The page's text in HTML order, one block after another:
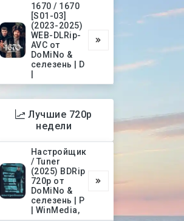
1670 / 1670
[S01-03]
(2023-2025)
WEB-DLRip-
AVC от
DoMiNo &
селезень | D
Лучшие 720p
недели
Настройщик
/ Tuner
(2025) BDRip
720p от
DoMiNo &
селезень | P
| WinMedia,